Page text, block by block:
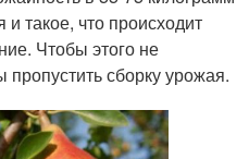
и такое, что происходит
Чтобы этого не
сборку урожая.